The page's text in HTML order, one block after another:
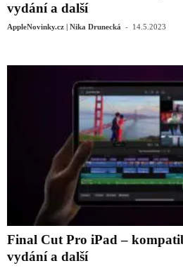
vydání a další
AppleNovinky.cz | Nika Drunecká - 14.5.2023
Final Cut Pro iPad –
vydání a další